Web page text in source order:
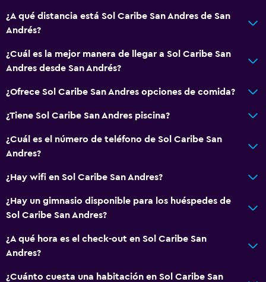
Ducha
Gorro de baño
Secador de pelo
Aseo
Papel higiénico
Baño público
Accesibilidad
Ascensor
Para no fumadores
Almohada sin plumas
Entrada privada
¿A qué distancia está Sol Caribe San Andres de San
Andrés?
¿Cuál es la mejor manera de llegar a Sol Caribe San
Andres desde San Andrés?
¿Ofrece Sol Caribe San Andres opciones de comida?
¿Tiene Sol Caribe San Andres piscina?
¿Cuál es el número de teléfono de Sol Caribe San
Andres?
¿Hay wifi en Sol Caribe San Andres?
¿Hay un gimnasio disponible para los huéspedes de
Sol Caribe San Andres?
¿A qué hora es el check-out en Sol Caribe San
Andres?
¿Cuánto cuesta una habitación en Sol Caribe San